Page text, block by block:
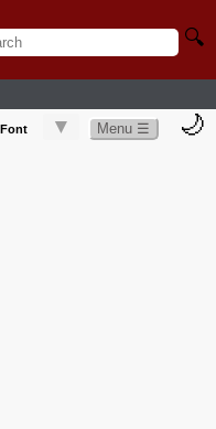
🔍
Font ▼ Menu ☰ 🌙